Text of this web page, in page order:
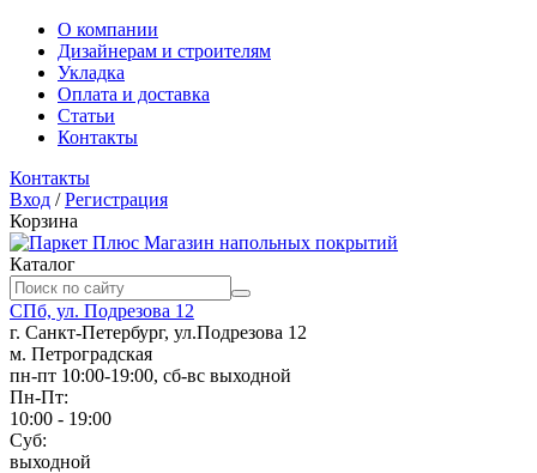
О компании
Дизайнерам и строителям
Укладка
Оплата и доставка
Статьи
Контакты
Контакты
Вход /Регистрация
Корзина
Магазин напольных покрытий
Каталог
СПб, ул. Подрезова 12
г. Санкт-Петербург, ул.Подрезова 12
м. Петроградская
пн-пт 10:00-19:00, сб-вс выходной
Пн-Пт:
10:00 - 19:00
Суб:
выходной